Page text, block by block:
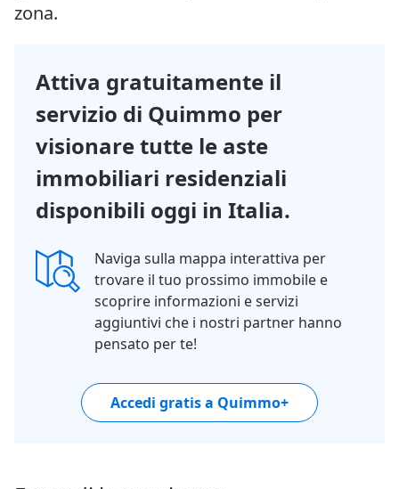
zona.
Attiva gratuitamente il
servizio di Quimmo per
visionare tutte le aste
immobiliari residenziali
disponibili oggi in Italia.
Naviga sulla mappa interattiva per
trovare il tuo prossimo immobile e
scoprire informazioni e servizi
aggiuntivi che i nostri partner hanno
pensato per te!
Accedi gratis a Quimmo+